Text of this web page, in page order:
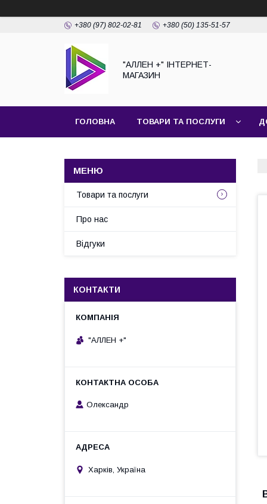
+380 (97) 802-02-81 +380 (50) 135-51-57
"АЛЛЕН +" ІНТЕРНЕТ-
МАГАЗИН
ГОЛОВНА ТОВАРИ ТА ПОСЛУГИ
Товари та послуги
Про нас
Відгуки
КОНТАКТИ
"АЛЛЕН +"
Олександр
Харків, Україна